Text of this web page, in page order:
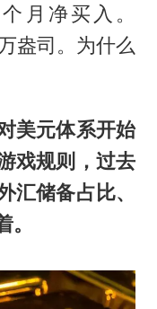
月净买入。
盎司。为什么
美元体系开始
戏规则，过去
汇储备占比、